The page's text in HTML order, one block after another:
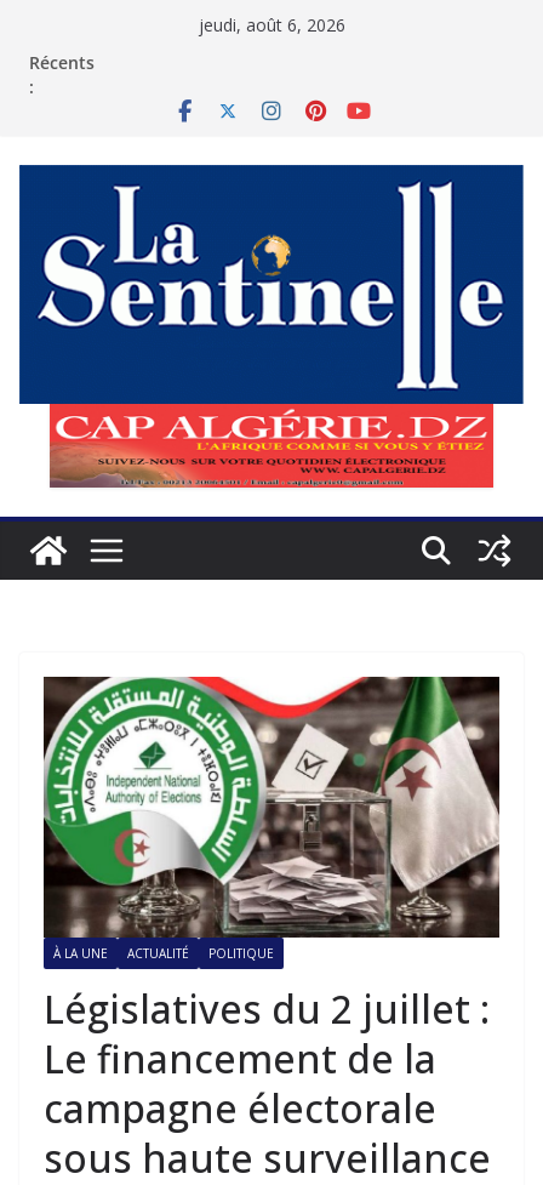
jeudi, août 6, 2026
Récents
:
À LA UNE ACTUALITÉ POLITIQUE
Législatives du 2 juillet :
Le financement de la
campagne électorale
sous haute surveillance